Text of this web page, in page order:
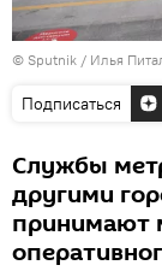
© Sputnik / Илья
Подписаться
Службы
другими
принимают